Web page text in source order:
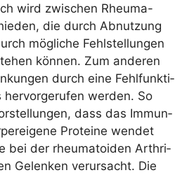
wird zwi­schen Rheu­ma-
die durch Abnut­zung
mög­li­che Fehl­stel­lun­gen
kön­nen. Zum ande­ren
durch eine Fehl­funk­ti­
her­vor­ge­ru­fen wer­den. So
dass das Immun­
Pro­te­ine wen­det
bei der rheu­ma­to­iden Arthri­
Gelen­ken ver­ur­sacht. Die